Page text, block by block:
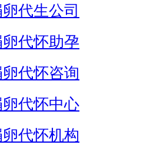
代生公司
代怀助孕
代怀咨询
代怀中心
代怀机构